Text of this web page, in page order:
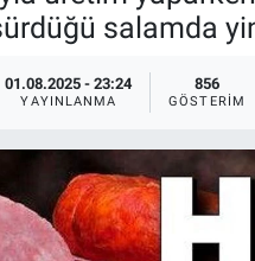
salamda
01.08.2025 - 23:24
YAYINLANMA
856
GÖSTERIM